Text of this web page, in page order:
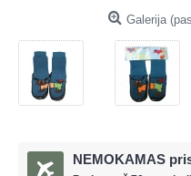
Galerija
NEMOKAMAS